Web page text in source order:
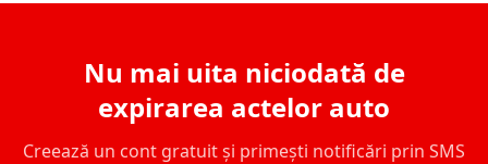
Nu mai uita niciodată de
expirarea actelor auto
Creează un cont gratuit și primești notificări prin SMS